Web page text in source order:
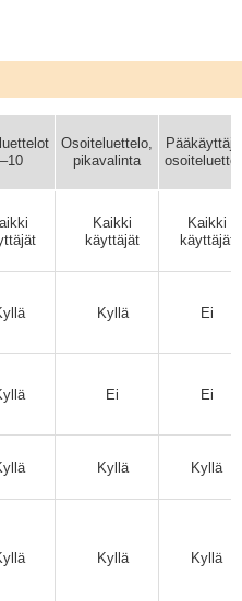
Osoiteluettelo,
pikavalinta
Kaikki
käyttäjät
Kaikki
käyttäjät
Kyllä Ei
Ei Ei
Kyllä Kyllä
Kyllä Kyllä